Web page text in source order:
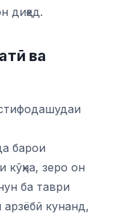
диҳед.
ва
барои
кӯҳна, зеро он
ба таври
арзёбӣ кунанд,